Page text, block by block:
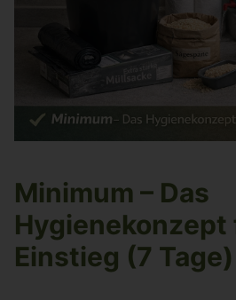
Minimum – Das
Hygienekonzept
Einstieg (7 Tage)